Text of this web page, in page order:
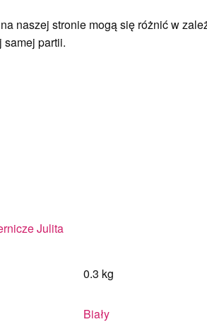
naszej stronie mogą się różnić w
samej partii.
Julita
0.3 kg
Biały